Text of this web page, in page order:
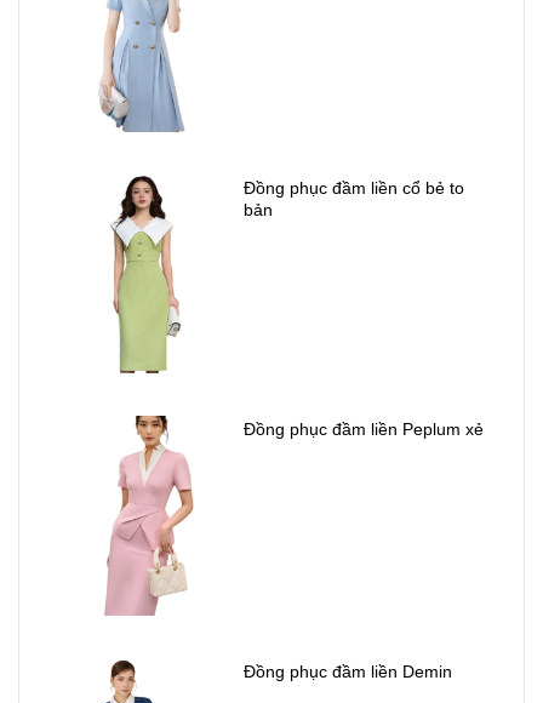
Đồng phục đầm liền cổ bẻ to
bản
Đồng phục đầm liền Peplum xẻ
Đồng phục đầm liền Demin